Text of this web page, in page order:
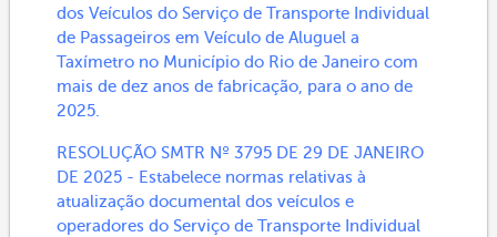
dos Veículos do Serviço de Transporte Individual
de Passageiros em Veículo de Aluguel a
Taxímetro no Município do Rio de Janeiro com
mais de dez anos de fabricação, para o ano de
2025.
RESOLUÇÃO SMTR Nº 3795 DE 29 DE JANEIRO
DE 2025 - Estabelece normas relativas à
atualização documental dos veículos e
operadores do Serviço de Transporte Individual